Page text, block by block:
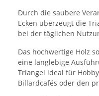
Durch die saubere
Ecken überzeugt die
bei der täglichen
Das hochwertige Holz
eine langlebige
Triangel ideal für
Billardcafés oder den